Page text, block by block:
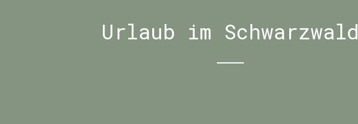
Urlaub im Schwarzwald